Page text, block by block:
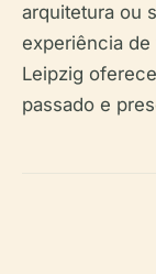
arquitetura ou
experiência
Leipzig
passado e